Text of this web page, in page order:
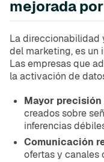
mejorada
La direccionabilidad
del marketing, es
Las empresas que
la activación de
Mayor
creados sobre
inferencias
Comunicación
ofertas y canales